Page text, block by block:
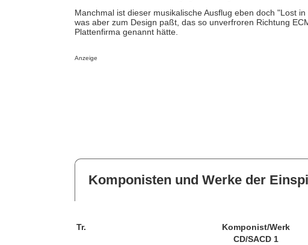
Manchmal ist dieser musikalische Ausflug eben doch "Lost
was aber zum Design paßt, das so unverfroren Richtung
Plattenfirma genannt hätte.
Anzeige
Komponisten und Werke der
Tr. Komponist/Werk
CD/SACD 1